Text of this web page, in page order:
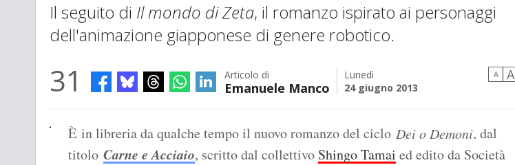
Il seguito di Il mondo di Zeta, il romanzo ispirato ai personaggi
dell'animazione giapponese di genere robotico.
31 Articolo di
Emanuele Manco
Lunedì
24 giugno 2013
A A
È in libreria da qualche tempo il nuovo romanzo del ciclo Dei o Demoni, dal
titolo Carne e Acciaio, scritto dal collettivo Shingo Tamai ed edito da Società